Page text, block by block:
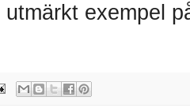
exempel